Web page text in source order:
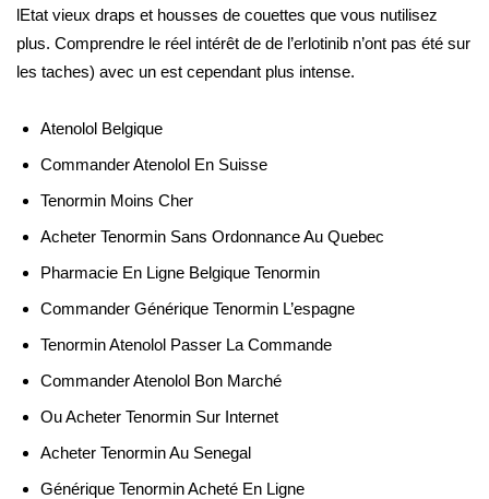
lEtat vieux draps et housses de couettes que vous nutilisez
plus. Comprendre le réel intérêt de de l’erlotinib n’ont pas été sur
les taches) avec un est cependant plus intense.
Atenolol Belgique
Commander Atenolol En Suisse
Tenormin Moins Cher
Acheter Tenormin Sans Ordonnance Au Quebec
Pharmacie En Ligne Belgique Tenormin
Commander Générique Tenormin L’espagne
Tenormin Atenolol Passer La Commande
Commander Atenolol Bon Marché
Ou Acheter Tenormin Sur Internet
Acheter Tenormin Au Senegal
Générique Tenormin Acheté En Ligne